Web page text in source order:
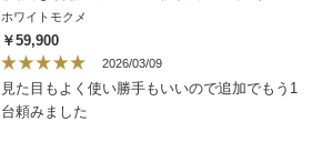
手です。
ホワイトモクメ
￥59,900
2026/03/09
見た目もよく使い勝手もいいので追加でもう1
台頼みました